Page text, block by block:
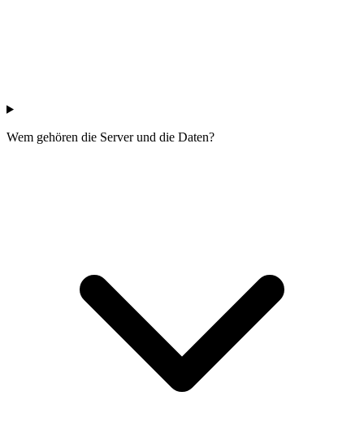
Wem gehören die Server und die Daten?